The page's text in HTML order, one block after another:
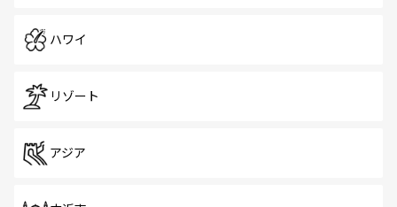
ハワイ
リゾート
アジア